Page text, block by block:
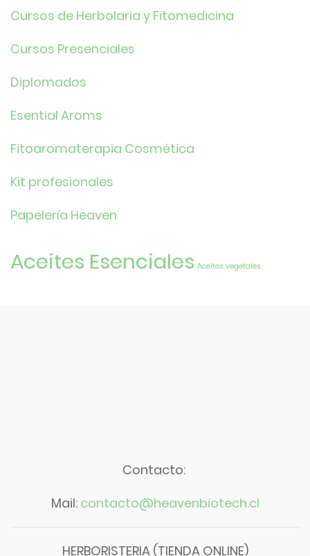
Cursos de Herbolaria y Fitomedicina
Cursos Presenciales
Diplomados
Esential Aroms
Fitoaromaterapia Cosmética
Kit profesionales
Papelería Heaven
Aceites Esenciales Aceites vegetales
Contacto:
Mail: contacto@heavenbiotech.cl
HERBORISTERIA (TIENDA ONLINE)